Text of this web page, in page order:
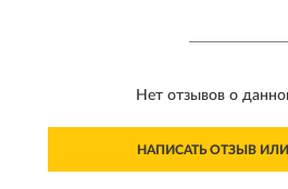
Нет отзывов о
НАПИСАТЬ ОТЗЫВ